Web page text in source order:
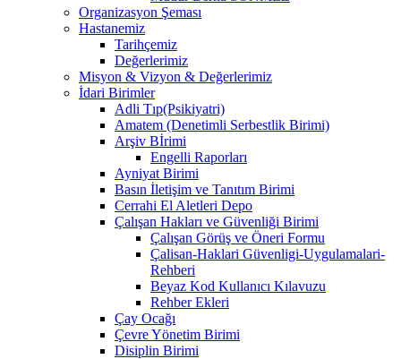
Organizasyon Şeması
Hastanemiz
Tarihçemiz
Değerlerimiz
Misyon & Vizyon & Değerlerimiz
İdari Birimler
Adli Tıp(Psikiyatri)
Amatem (Denetimli Serbestlik Birimi)
Arşiv Bİrimi
Engelli Raporları
Ayniyat Birimi
Basın İletişim ve Tanıtım Birimi
Cerrahi El Aletleri Depo
Çalışan Hakları ve Güvenliği Birimi
Çalışan Görüş ve Öneri Formu
Çalisan-Haklari Güvenligi-Uygulamalari-
Rehberi
Beyaz Kod Kullanıcı Kılavuzu
Rehber Ekleri
Çay Ocağı
Çevre Yönetim Birimi
Disiplin Birimi